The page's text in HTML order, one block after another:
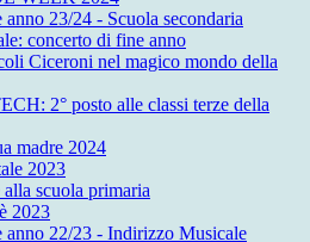
23/24 - Scuola secondaria
concerto di fine anno
Ciceroni nel magico mondo della
2° posto alle classi terze della
madre 2024
2023
scuola primaria
2023
anno 22/23 - Indirizzo Musicale